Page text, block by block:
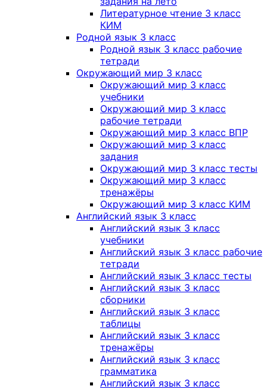
Литературное чтение 3 класс
КИМ
Родной язык 3 класс
Родной язык 3 класс рабочие
тетради
Окружающий мир 3 класс
Окружающий мир 3 класс
учебники
Окружающий мир 3 класс
рабочие тетради
Окружающий мир 3 класс ВПР
Окружающий мир 3 класс
задания
Окружающий мир 3 класс тесты
Окружающий мир 3 класс
тренажёры
Окружающий мир 3 класс КИМ
Английский язык 3 класс
Английский язык 3 класс
учебники
Английский язык 3 класс рабочие
тетради
Английский язык 3 класс тесты
Английский язык 3 класс
сборники
Английский язык 3 класс
таблицы
Английский язык 3 класс
тренажёры
Английский язык 3 класс
грамматика
Английский язык 3 класс